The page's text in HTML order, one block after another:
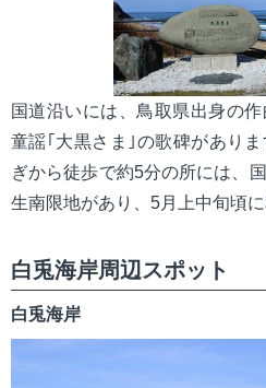
国道沿いには、鳥取県出身の
童謡｢大黒さま｣の歌碑があり
ぎから徒歩で約5分の所には、
生南限地があり、5月上中旬頃
白兎海岸周辺スポット
白兎海岸